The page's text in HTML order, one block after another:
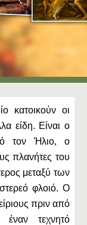
κατοικούν οι
είδη. Είναι ο
τον Ήλιο, ο
πλανήτες του
μεταξύ των
φλοιό. Ο
πριν από
έναν τεχνητό